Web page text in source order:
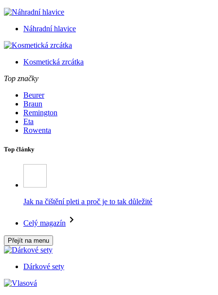
Náhradní hlavice
Kosmetická zrcátka
Top značky
Beurer
Braun
Remington
Eta
Rowenta
Top články
Jak na čištění pleti a proč je to tak důležité
Celý magazín
Přejít na menu
Dárkové sety